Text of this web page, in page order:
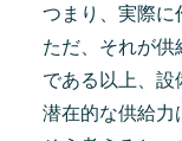
つまり、実際に
ただ、それが供
である以上、設
潜在的な供給力